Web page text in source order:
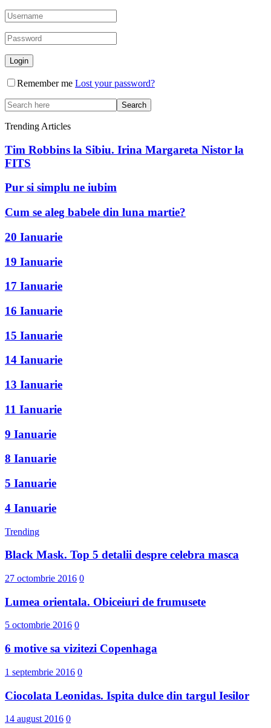
Remember me Lost your password?
Trending Articles
Tim Robbins la Sibiu. Irina Margareta Nistor la
FITS
Pur si simplu ne iubim
Cum se aleg babele din luna martie?
20 Ianuarie
19 Ianuarie
17 Ianuarie
16 Ianuarie
15 Ianuarie
14 Ianuarie
13 Ianuarie
11 Ianuarie
9 Ianuarie
8 Ianuarie
5 Ianuarie
4 Ianuarie
Trending
Black Mask. Top 5 detalii despre celebra masca
27 octombrie 2016 0
Lumea orientala. Obiceiuri de frumusete
5 octombrie 2016 0
6 motive sa vizitezi Copenhaga
1 septembrie 2016 0
Ciocolata Leonidas. Ispita dulce din targul Iesilor
14 august 2016 0